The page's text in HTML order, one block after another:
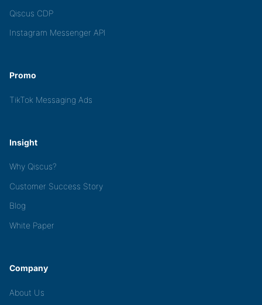
Qiscus CDP
Instagram Messenger API
Promo
TikTok Messaging Ads
Insight
Why Qiscus?
Customer Success Story
Blog
White Paper
Company
About Us